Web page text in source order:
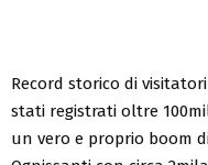
Record storico di
stati registrati oltre
un vero e proprio boom